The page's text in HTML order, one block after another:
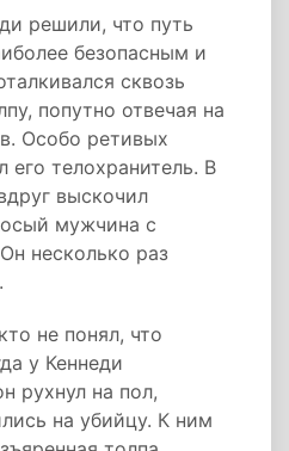
решили, что путь
безопасным и
сквозь
попутно отвечая на
Особо ретивых
его телохранитель. В
выскочил
мужчина с
несколько раз
не понял, что
у Кеннеди
рухнул на пол,
на убийцу. К ним